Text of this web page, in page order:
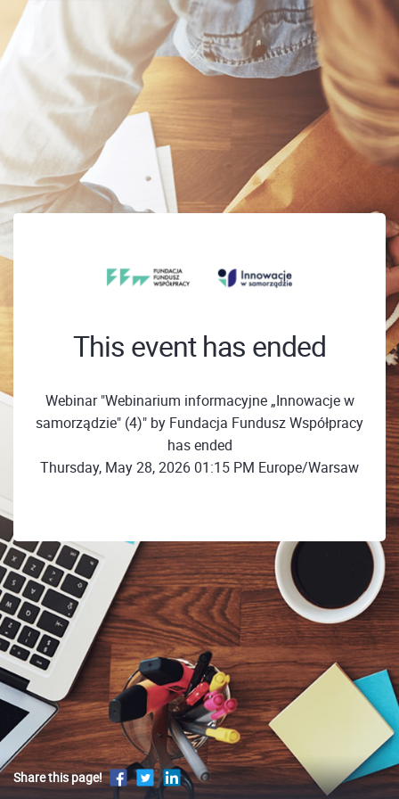
This event has ended
Webinar "Webinarium informacyjne „Innowacje w
samorządzie" (4)" by Fundacja Fundusz Współpracy
has ended
Thursday, May 28, 2026 01:15 PM Europe/Warsaw
Share this page!